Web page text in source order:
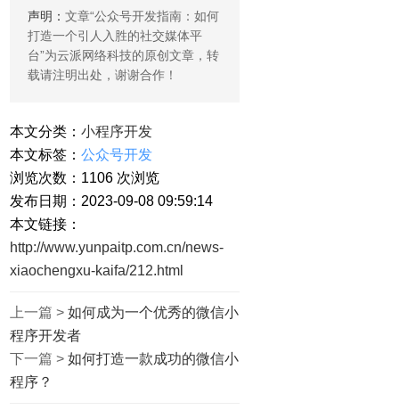
声明：文章“公众号开发指南：如何
打造一个引人入胜的社交媒体平
台”为云派网络科技的原创文章，转
载请注明出处，谢谢合作！
本文分类：小程序开发
本文标签：公众号开发
浏览次数： 1106 次浏览
发布日期：2023-09-08 09:59:14
本文链接：
http://www.yunpaitp.com.cn/news-
xiaochengxu-kaifa/212.html
上一篇 > 如何成为一个优秀的微信小
程序开发者
下一篇 > 如何打造一款成功的微信小
程序？